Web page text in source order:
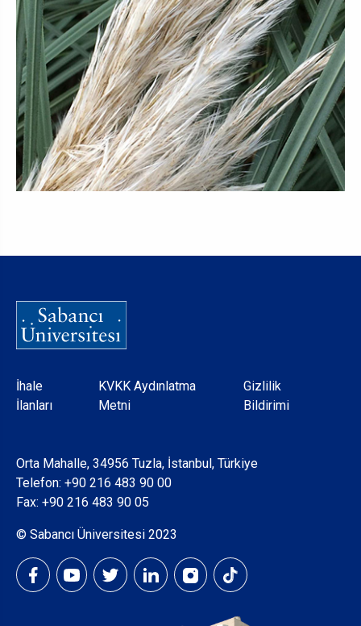
Dipnot
İhale
İlanları
KVKK Aydınlatma
Metni
Gizlilik
Bildirimi
Orta Mahalle, 34956 Tuzla, İstanbul, Türkiye
Telefon: +90 216 483 90 00
Fax: +90 216 483 90 05
© Sabancı Üniversitesi 2023